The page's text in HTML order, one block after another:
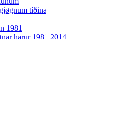
tíðina
1981
harur 1981-2014